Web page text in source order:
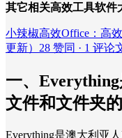
其它相关高效工具软件
小辣椒高效Office：高
更新）28 赞同 · 1 评论
一、
文件和文件夹
Everything是澳大利亚